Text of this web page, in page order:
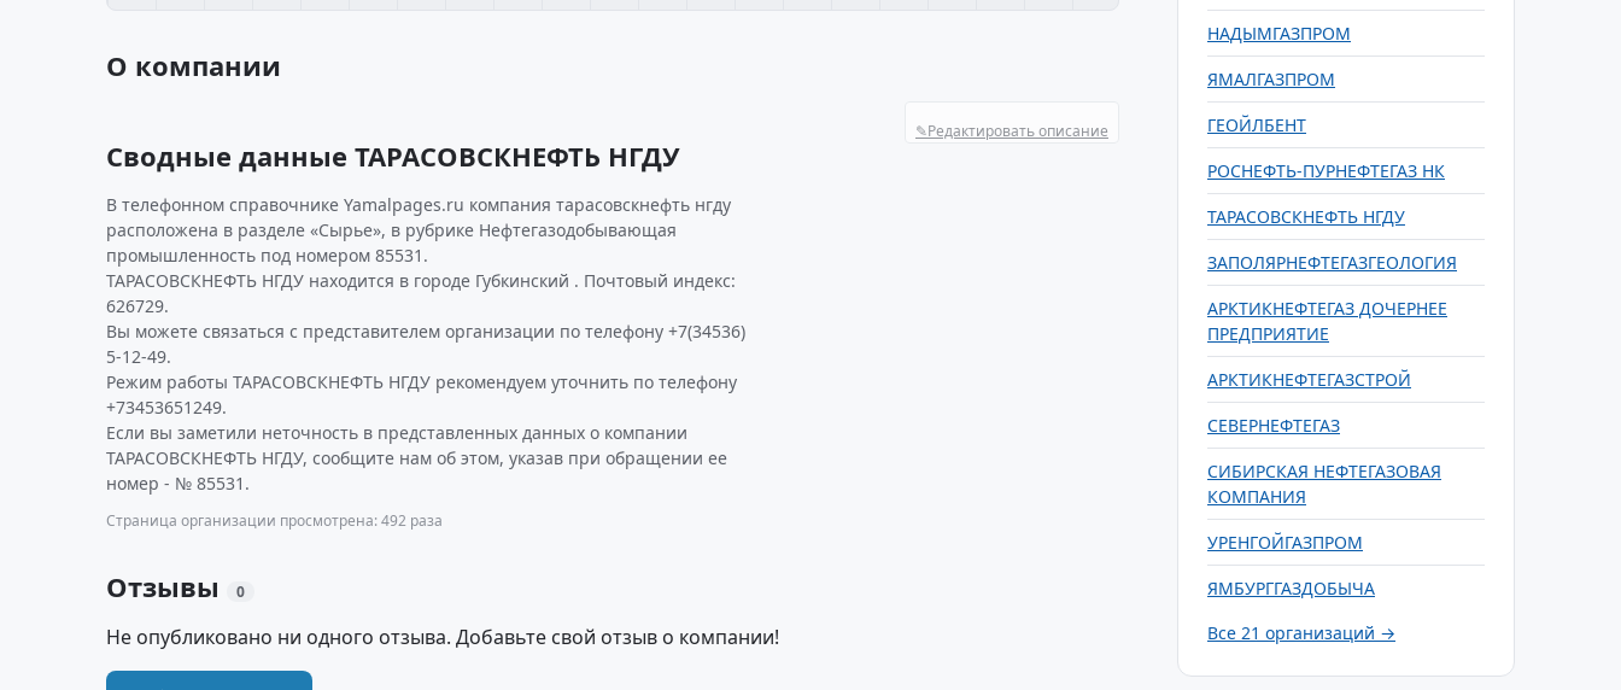
О компании
✎Редактировать описание
Сводные данные ТАРАСОВСКНЕФТЬ НГДУ
В телефонном справочнике Yamalpages.ru компания тарасовскнефть нгду
расположена в разделе «Сырье», в рубрике Нефтегазодобывающая
промышленность под номером 85531.
ТАРАСОВСКНЕФТЬ НГДУ находится в городе Губкинский . Почтовый индекс:
626729.
Вы можете связаться с представителем организации по телефону +7(34536)
5-12-49.
Режим работы ТАРАСОВСКНЕФТЬ НГДУ рекомендуем уточнить по телефону
+73453651249.
Если вы заметили неточность в представленных данных о компании
ТАРАСОВСКНЕФТЬ НГДУ, сообщите нам об этом, указав при обращении ее
номер - № 85531.
Страница организации просмотрена: 492 раза
Отзывы 0
Не опубликовано ни одного отзыва. Добавьте свой отзыв о компании!
НАДЫМГАЗПРОМ
ЯМАЛГАЗПРОМ
ГЕОЙЛБЕНТ
РОСНЕФТЬ-ПУРНЕФТЕГАЗ НК
ТАРАСОВСКНЕФТЬ НГДУ
ЗАПОЛЯРНЕФТЕГАЗГЕОЛОГИЯ
АРКТИКНЕФТЕГАЗ ДОЧЕРНЕЕ
ПРЕДПРИЯТИЕ
АРКТИКНЕФТЕГАЗСТРОЙ
СЕВЕРНЕФТЕГАЗ
СИБИРСКАЯ НЕФТЕГАЗОВАЯ
КОМПАНИЯ
УРЕНГОЙГАЗПРОМ
ЯМБУРГГАЗДОБЫЧА
Все 21 организаций →